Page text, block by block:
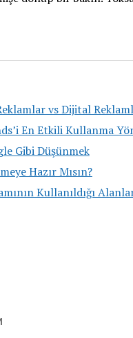
vs Dijital
En Etkili Kullanma
Gibi Düşünmek
Hazır Mısın?
Kullanıldığı